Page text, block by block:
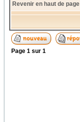
Revenir en haut de page
Page 1 sur 1